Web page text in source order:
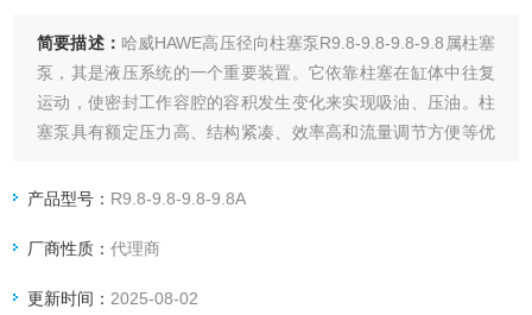
简要描述： 哈威HAWE高压径向柱塞泵R9.8-9.8-9.8-9.8属柱塞
泵，其是液压系统的一个重要装置。它依靠柱塞在缸体中往复
运动，使密封工作容腔的容积发生变化来实现吸油、压油。柱
塞泵具有额定压力高、结构紧凑、效率高和流量调节方便等优
产品型号： R9.8-9.8-9.8-9.8A
厂商性质：代理商
更新时间： 2025-08-02